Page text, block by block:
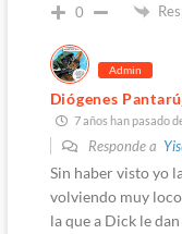
0
Admin
Diógenes
7 años han pasado
Responde a
Sin haber visto yo
volviendo muy
la que a Dick le